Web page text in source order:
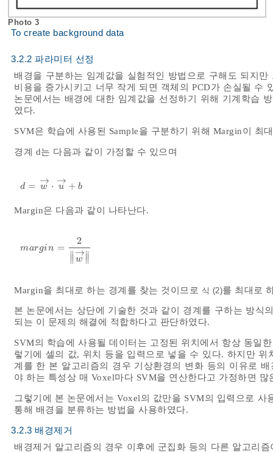
Photo 3
To create background data
3.2.2 파라미터 선정
배경을 구분하는 임계값을 실험적인 방법으로 구해도 되지
비용을 증가시키고 너무 작게 되면 객체의 PCD가 손실될 수
논문에서는 배경에 대한 임계값을 선정하기 위해 기계학습
였다.
SVM은 학습에 사용된 Sample을 구분하기 위해 Margin이 최
경계 d는 다음과 같이 가정할 수 있으며
d = w
→
⋅ u
→
+ b
d= w → ⋅u → +
Margin은 다음과 같이 나타난다.
margin =
2
∥∥ w
→∥∥
marg in =2w→
Margin을 최대로 하는 경계를 찾는 것이므로 식 (2)를 최대로
본 논문에서는 상단에 기술한 것과 같이 경계를 구하는 방식
되는 이 문제의 해결에 적합하다고 판단하였다.
SVM의 학습에 사용될 데이터는 고정된 위치에서 항상 동일
렇기에 셀의 값, 위치 등을 입력으로 넣을 수 있다. 하지만
계를 한 본 알고리즘의 경우 기상환경의 변화 등의 이유로
야 하는 특성상 매 Voxel마다 SVM을 연산한다고 가정하면 많
그렇기에 본 논문에서는 Voxel의 값만을 SVM의 입력으로
통해 배경을 분류하는 방법을 사용하였다.
3.2.3 배경제거
배경제거 알고리즘의 경우 이후에 군집화 등의 다른 알고리